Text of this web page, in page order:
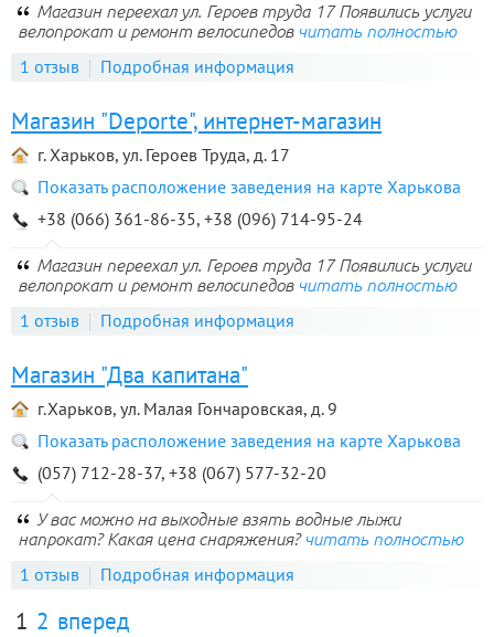
Магазин переехал ул. Героев труда 17 Появились услуги
велопрокат и ремонт велосипедов читать полностью
1 отзыв Подробная информация
Магазин "Deporte", интернет-магазин
г. Харьков, ул. Героев Труда, д. 17
Показать расположение заведения на карте Харькова
+38 (066) 361-86-35, +38 (096) 714-95-24
Магазин переехал ул. Героев труда 17 Появились услуги
велопрокат и ремонт велосипедов читать полностью
1 отзыв Подробная информация
Магазин "Два капитана"
г.Харьков, ул. Малая Гончаровская, д. 9
Показать расположение заведения на карте Харькова
(057) 712-28-37, +38 (067) 577-32-20
У вас можно на выходные взять водные лыжи
напрокат? Какая цена снаряжения? читать полностью
1 отзыв Подробная информация
1 2 вперед